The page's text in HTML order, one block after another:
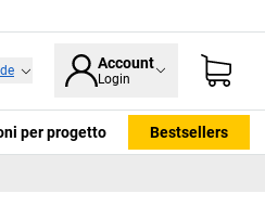
Account
Login
per progetto Bestsellers